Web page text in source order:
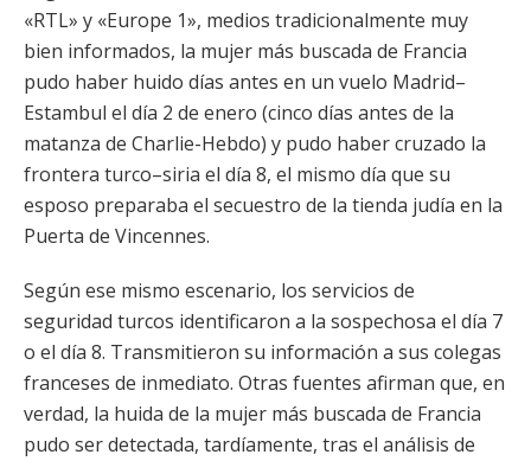
«RTL» y «Europe 1», medios tradicionalmente muy
bien informados, la mujer más buscada de Francia
pudo haber huido días antes en un vuelo Madrid–
Estambul el día 2 de enero (cinco días antes de la
matanza de Charlie-Hebdo) y pudo haber cruzado la
frontera turco–siria el día 8, el mismo día que su
esposo preparaba el secuestro de la tienda judía en la
Puerta de Vincennes.
Según ese mismo escenario, los servicios de
seguridad turcos identificaron a la sospechosa el día 7
o el día 8. Transmitieron su información a sus colegas
franceses de inmediato. Otras fuentes afirman que, en
verdad, la huida de la mujer más buscada de Francia
pudo ser detectada, tardíamente, tras el análisis de